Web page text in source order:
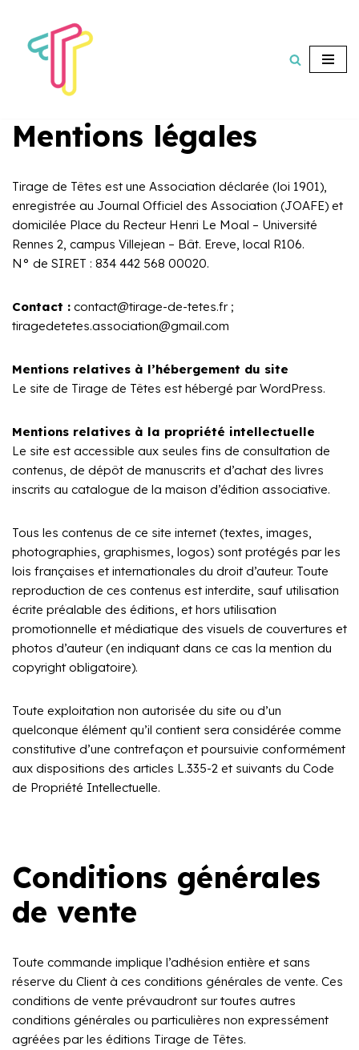
Aller
contenu
Mentions légales
Tirage de Têtes est une Association déclarée (loi 1901),
enregistrée au Journal Officiel des Association (JOAFE) et
domicilée Place du Recteur Henri Le Moal – Université
Rennes 2, campus Villejean – Bât. Ereve, local R106.
N° de SIRET : 834 442 568 00020.
Contact : contact@tirage-de-tetes.fr ;
tiragedetetes.association@gmail.com
Mentions relatives à l’hébergement du site
Le site de Tirage de Têtes est hébergé par WordPress.
Mentions relatives à la propriété intellectuelle
Le site est accessible aux seules fins de consultation de
contenus, de dépôt de manuscrits et d’achat des livres
inscrits au catalogue de la maison d’édition associative.
Tous les contenus de ce site internet (textes, images,
photographies, graphismes, logos) sont protégés par les
lois françaises et internationales du droit d’auteur. Toute
reproduction de ces contenus est interdite, sauf utilisation
écrite préalable des éditions, et hors utilisation
promotionnelle et médiatique des visuels de couvertures et
photos d’auteur (en indiquant dans ce cas la mention du
copyright obligatoire).​
Toute exploitation non autorisée du site ou d’un
quelconque élément qu’il contient sera considérée comme
constitutive d’une contrefaçon et poursuivie conformément
aux dispositions des articles L.335-2 et suivants du Code
de Propriété Intellectuelle.
Conditions générales
de vente
Toute commande implique l’adhésion entière et sans
réserve du Client à ces conditions générales de vente. Ces
conditions de vente prévaudront sur toutes autres
conditions générales ou particulières non expressément
agréées par les éditions Tirage de Têtes.